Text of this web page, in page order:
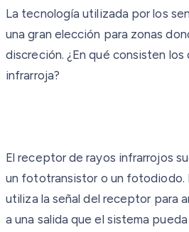
La tecnología utilizada por los
una gran elección para zonas
discreción. ¿En qué consisten
infrarroja?
El receptor de rayos infrarrojos
un fototransistor o un fotodiodo.
utiliza la señal del receptor para
a una salida que el sistema